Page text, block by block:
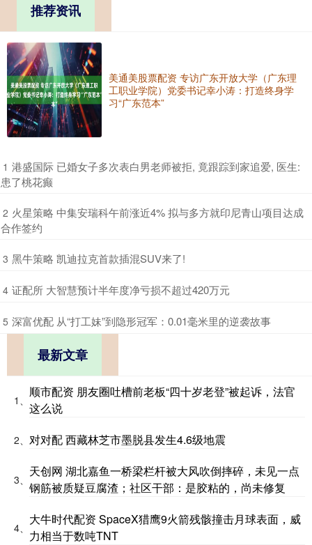
推荐资讯
美通美股票配资 专访广东开放大学（广东理
工职业学院）党委书记幸小涛：打造终身学
习“广东范本”
1 ​港盛国际 已婚女子多次表白男老师被拒, 竟跟踪到家追爱, 医生:
患了桃花癫
2 ​火星策略 中集安瑞科午前涨近4% 拟与多方就印尼青山项目达成
合作签约
3 ​黑牛策略 凯迪拉克首款插混SUV来了!
4 ​证配所 大智慧预计半年度净亏损不超过420万元
5 ​深富优配 从“打工妹”到隐形冠军：0.01毫米里的逆袭故事
最新文章
1、
顺市配资 朋友圈吐槽前老板“四十岁老登”被起诉，法官
这么说
2、 对对配 西藏林芝市墨脱县发生4.6级地震
3、
天创网 湖北嘉鱼一桥梁栏杆被大风吹倒摔碎，未见一点
钢筋被质疑豆腐渣；社区干部：是胶粘的，尚未修复
4、
大牛时代配资 SpaceX猎鹰9火箭残骸撞击月球表面，威
力相当于数吨TNT